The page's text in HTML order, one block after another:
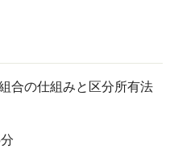
合の仕組みと区分所有法